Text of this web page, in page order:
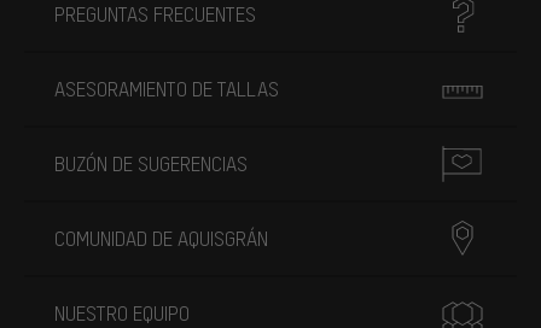
PREGUNTAS FRECUENTES
ASESORAMIENTO DE TALLAS
BUZÓN DE SUGERENCIAS
COMUNIDAD DE AQUISGRÁN
NUESTRO EQUIPO